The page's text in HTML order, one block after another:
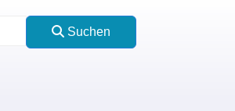
Suchen